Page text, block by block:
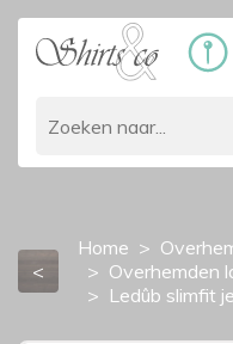
<
Home
Overhemden
Ledûb slimfit